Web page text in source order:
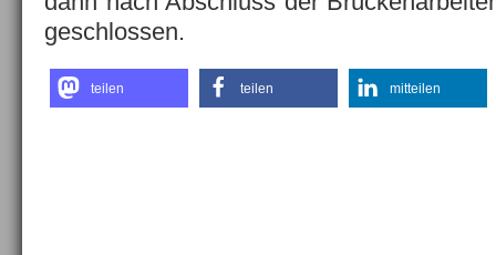
geschlossen.
teilen teilen mitteilen